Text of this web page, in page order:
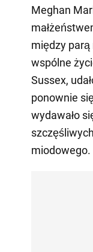
Meghan
między parą
wspólne
Sussex,
ponownie
wydawało
miodowego.